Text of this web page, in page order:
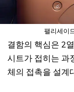
팰리세이
결함의 핵심은 2
시트가 접히는 과
체의 접촉을 설계